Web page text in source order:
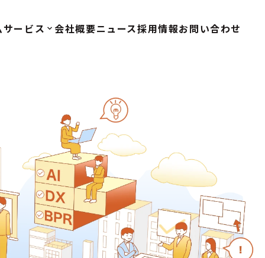
サービス 会社概要ニュース採用情報お問い合わせ